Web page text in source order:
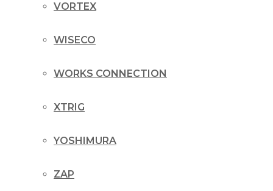
VORTEX
WISECO
WORKS CONNECTION
XTRIG
YOSHIMURA
ZAP